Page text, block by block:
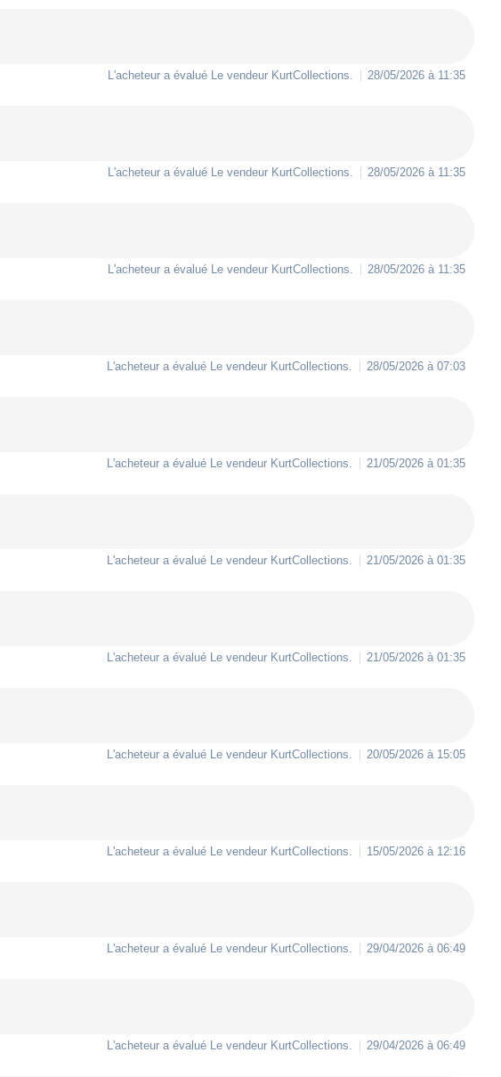
L'acheteur a évalué Le vendeur KurtCollections 28/05/2026 à 11:35
L'acheteur a évalué Le vendeur KurtCollections 28/05/2026 à 11:35
L'acheteur a évalué Le vendeur KurtCollections 28/05/2026 à 11:35
L'acheteur a évalué Le vendeur KurtCollections 28/05/2026 à 07:03
L'acheteur a évalué Le vendeur KurtCollections 21/05/2026 à 01:35
L'acheteur a évalué Le vendeur KurtCollections 21/05/2026 à 01:35
L'acheteur a évalué Le vendeur KurtCollections 21/05/2026 à 01:35
L'acheteur a évalué Le vendeur KurtCollections 20/05/2026 à 15:05
L'acheteur a évalué Le vendeur KurtCollections 15/05/2026 à 12:16
L'acheteur a évalué Le vendeur KurtCollections 29/04/2026 à 06:49
L'acheteur a évalué Le vendeur KurtCollections 29/04/2026 à 06:49